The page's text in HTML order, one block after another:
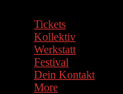
Tickets
Kollektiv
Werkstatt
Festival
Dein Kontakt
More